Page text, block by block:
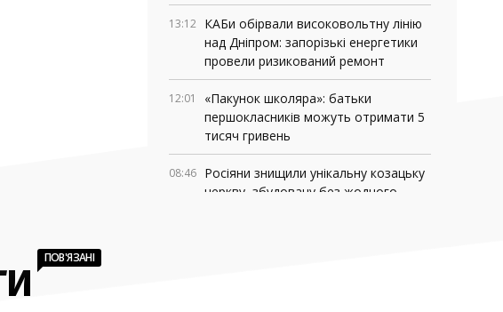
13:12 КАБи обірвали високовольтну лінію
над Дніпром: запорізькі енергетики
провели ризикований ремонт
12:01
«Пакунок школяра»: батьки
першокласників можуть отримати 5
тисяч гривень
08:46 Росіяни знищили унікальну козацьку
церкву, збудовану без жодного
ПОВ'ЯЗАНІ